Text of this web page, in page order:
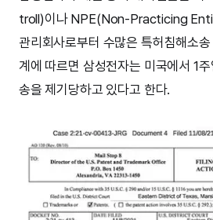
troll)이나 NPE(Non-Practicing
관리회사로부터 수많은 특허침해소
계에 따르면 삼성전자는 미국에서 1
송을 제기당하고 있다고 한다.